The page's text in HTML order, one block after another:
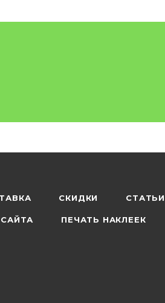
СКИДКИ СТАТЬИ
ПЕЧАТЬ НАКЛЕЕК